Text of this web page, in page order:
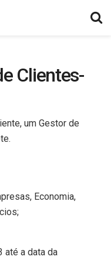
Clientes-
um Gestor de
Economia,
até a data da